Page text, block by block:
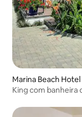
Marina Beach Hotel
King com banheira